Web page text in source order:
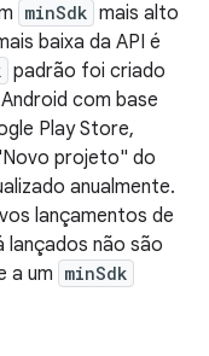
minSdk mais alto
baixa da API é
padrão foi criado
com base
Play Store,
projeto" do
anualmente.
lançamentos de
não são
a um minSdk